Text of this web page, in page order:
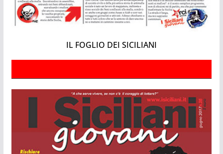
IL FOGLIO DEI SICILIANI